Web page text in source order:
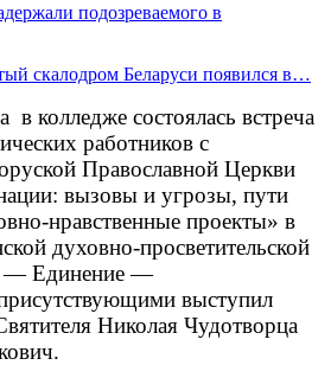
подозреваемого в
скалодром Беларуси появился в…
в колледже состоялась встреча
работников с
Православной Церкви
вызовы и угрозы, пути
нравственные проекты» в
духовно-просветительской
— Единение —
выступил
Николая Чудотворца